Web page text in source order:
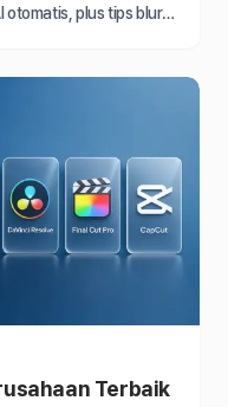
otomatis, plus tips blur
Terbaik